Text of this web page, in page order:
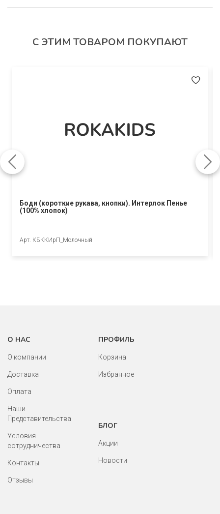
С ЭТИМ ТОВАРОМ ПОКУПАЮТ
Боди (короткие рукава, кнопки). Интерлок Пенье
(100% хлопок)
Арт. КБККИрП_Молочный
О НАС
О компании
Доставка
Оплата
Наши
Представительства
Условия
сотрудничества
Контакты
Отзывы
ПРОФИЛЬ
Корзина
Избранное
БЛОГ
Акции
Новости